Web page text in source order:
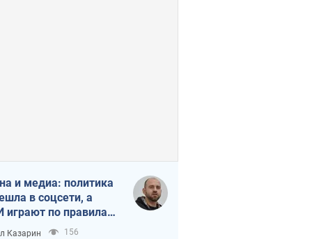
и медиа: политика
в соцсети, а
играют по правилам
Казарин 156